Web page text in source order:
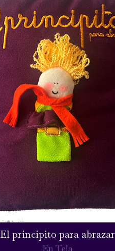
El principito para abrazar
En Tela